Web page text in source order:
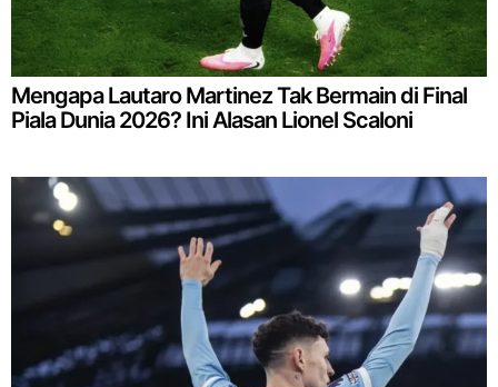
Mengapa Lautaro Martinez Tak Bermain di Final
Piala Dunia 2026? Ini Alasan Lionel Scaloni